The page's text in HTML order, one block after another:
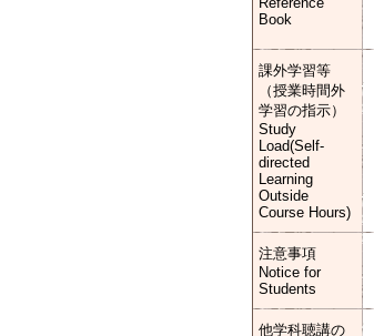
Book
課外学習等
（授業時間外
学習の指示）
Study
Load(Self-
directed
Learning
Outside
Course Hours)
注意事項
Notice for
Students
他学科聴講の